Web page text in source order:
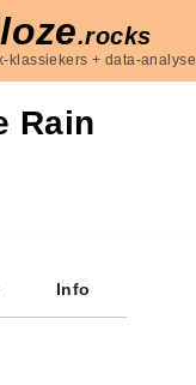
.rocks
klassiekers + data-analyse
Rain
Info